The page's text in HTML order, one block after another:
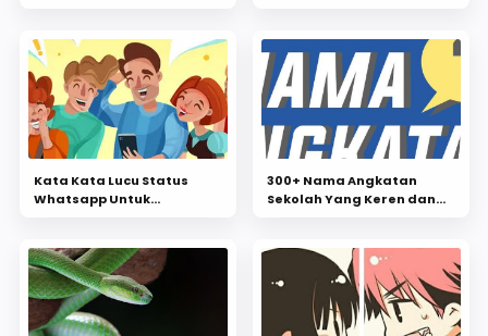
Kata Kata Lucu Status
Whatsapp Untuk
300+ Nama Angkatan
Sekolah Yang Keren dan